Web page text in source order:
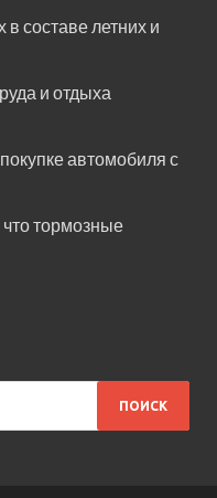
в составе летних и
и отдыха
автомобиля с
что тормозные